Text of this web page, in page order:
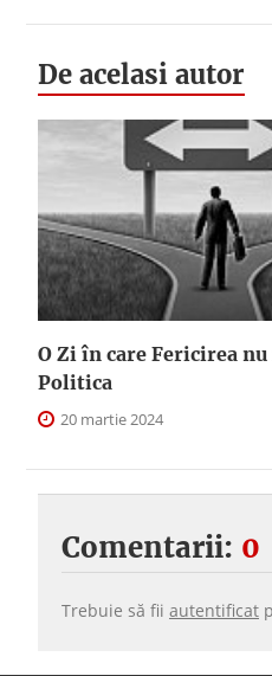
De acelasi autor
O Zi în care Fericirea
Politica
20 martie 2024
Comentarii: 0
Trebuie să fii autentificat